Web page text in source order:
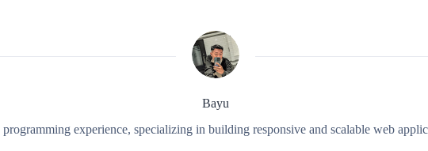
Bayu
experience, specializing in building responsive and scalable web